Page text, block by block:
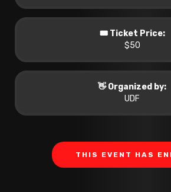
🎟️ Ticket Price:
$50
👋 Organized by:
UDF
THIS EVENT HAS